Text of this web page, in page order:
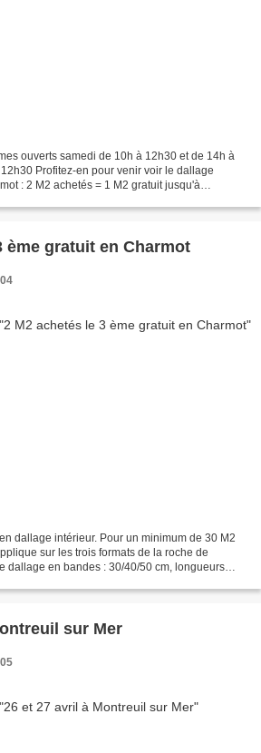
ouverts samedi de 10h à 12h30 et de 14h à
Profitez-en pour venir voir le dallage
: 2 M2 achetés = 1 M2 gratuit jusqu'à
ème gratuit en Charmot
dallage intérieur. Pour un minimum de 30 M2
sur les trois formats de la roche de
dallage en bandes : 30/40/50 cm, longueurs
sur Mer